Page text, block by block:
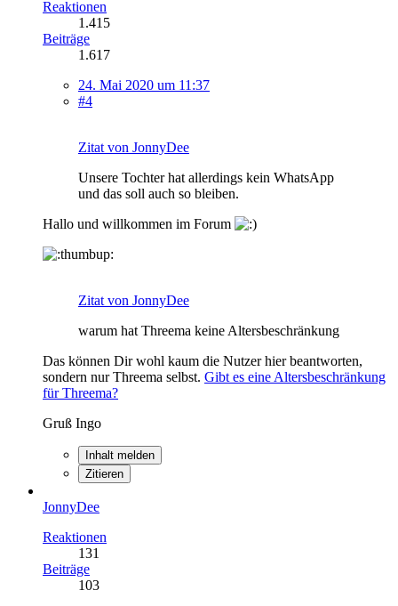
Reaktionen
1.415
Beiträge
1.617
24. Mai 2020 um 11:37
#4
Zitat von JonnyDee
Unsere Tochter hat allerdings kein WhatsApp
und das soll auch so bleiben.
Hallo und willkommen im Forum
Zitat von JonnyDee
warum hat Threema keine Altersbeschränkung
Das können Dir wohl kaum die Nutzer hier beantworten,
sondern nur Threema selbst. Gibt es eine Altersbeschränkung
für Threema?
Gruß Ingo
Inhalt melden
Zitieren
JonnyDee
Reaktionen
131
Beiträge
103